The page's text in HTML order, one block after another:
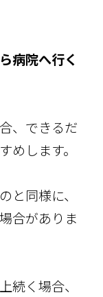
病院へ行く
、できるだ
めします。
と同様に、
合がありま
続く場合、